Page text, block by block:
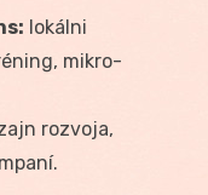
lokálni
mikro-
rozvoja,